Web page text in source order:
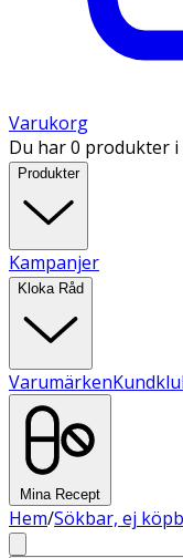
Varukorg
Du har 0 produkter
Produkter
Kampanjer
Kloka Råd
Varumärken
Mina Recept
Hem/Sökbar, ej